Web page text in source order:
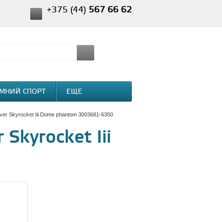
+375 (44) 567 66 62
СПОРТ ЕЩЕ
Skyrocket Iii Dome phantom 3003681-6350
Skyrocket Iii